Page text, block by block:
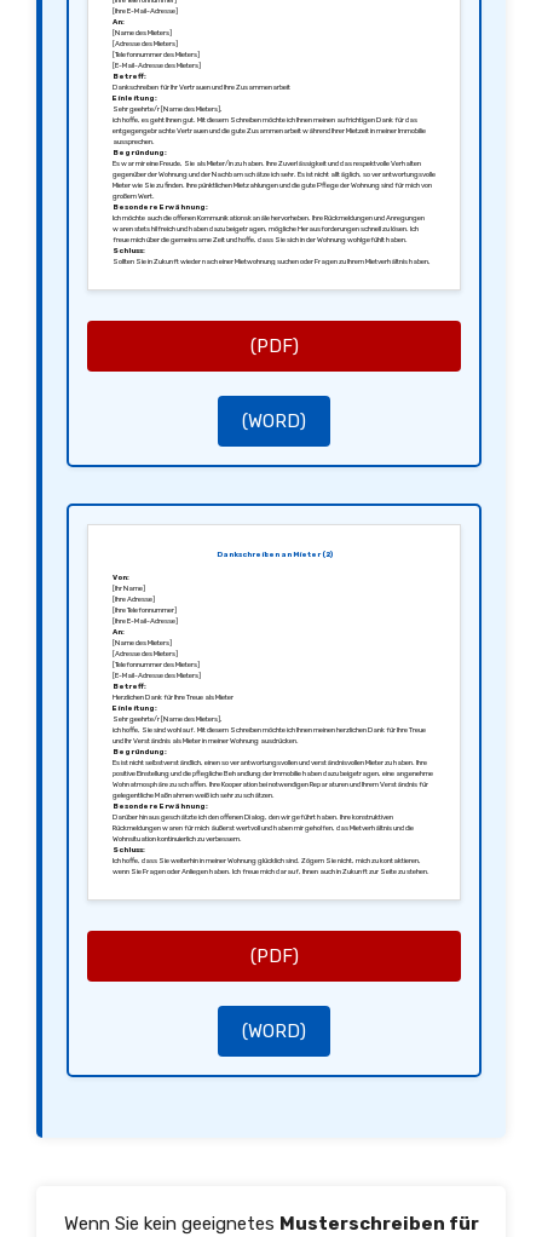
[Ihre E-Mail-Adresse]
An:
[Name des Mieters]
[Adresse des Mieters]
[Telefonnummer des Mieters]
[E-Mail-Adresse des Mieters]
Betreff:
Dankschreiben für Ihr Vertrauen und Ihre Zusammenarbeit
Einleitung:
Sehr geehrte/r [Name des Mieters],
ich hoffe, es geht Ihnen gut. Mit diesem Schreiben möchte ich Ihnen meinen aufrichtigen Dank für das
entgegengebrachte Vertrauen und die gute Zusammenarbeit während Ihrer Mietzeit in meiner Immobilie
aussprechen.
Begründung:
Es war mir eine Freude, Sie als Mieter/in zu haben. Ihre Zuverlässigkeit und das respektvolle Verhalten
gegenüber der Wohnung und der Nachbarn schätze ich sehr. Es ist nicht alltäglich, so verantwortungsvolle
Mieter wie Sie zu finden. Ihre pünktlichen Mietzahlungen und die gute Pflege der Wohnung sind für mich von
großem Wert.
Besondere Erwähnung:
Ich möchte auch die offenen Kommunikationskanäle hervorheben. Ihre Rückmeldungen und Anregungen
waren stets hilfreich und haben dazu beigetragen, mögliche Herausforderungen schnell zu lösen. Ich
freue mich über die gemeinsame Zeit und hoffe, dass Sie sich in der Wohnung wohlgefühlt haben.
Schluss:
Sollten Sie in Zukunft wieder nach einer Mietwohnung suchen oder Fragen zu Ihrem Mietverhältnis haben,
(PDF)
(WORD)
Dankschreiben an Mieter (2)
Von:
[Ihr Name]
[Ihre Adresse]
[Ihre Telefonnummer]
[Ihre E-Mail-Adresse]
An:
[Name des Mieters]
[Adresse des Mieters]
[Telefonnummer des Mieters]
[E-Mail-Adresse des Mieters]
Betreff:
Herzlichen Dank für Ihre Treue als Mieter
Einleitung:
Sehr geehrte/r [Name des Mieters],
ich hoffe, Sie sind wohlauf. Mit diesem Schreiben möchte ich Ihnen meinen herzlichen Dank für Ihre Treue
und Ihr Verständnis als Mieter in meiner Wohnung ausdrücken.
Begründung:
Es ist nicht selbstverständlich, einen so verantwortungsvollen und verständnisvollen Mieter zu haben. Ihre
positive Einstellung und die pflegliche Behandlung der Immobilie haben dazu beigetragen, eine angenehme
Wohnatmosphäre zu schaffen. Ihre Kooperation bei notwendigen Reparaturen und Ihrem Verständnis für
gelegentliche Maßnahmen weiß ich sehr zu schätzen.
Besondere Erwähnung:
Darüber hinaus geschätzte ich den offenen Dialog, den wir geführt haben. Ihre konstruktiven
Rückmeldungen waren für mich äußerst wertvoll und haben mir geholfen, das Mietverhältnis und die
Wohnsituation kontinuierlich zu verbessern.
Schluss:
Ich hoffe, dass Sie weiterhin in meiner Wohnung glücklich sind. Zögern Sie nicht, mich zu kontaktieren,
wenn Sie Fragen oder Anliegen haben. Ich freue mich darauf, Ihnen auch in Zukunft zur Seite zu stehen.
(PDF)
(WORD)
Wenn Sie kein geeignetes Musterschreiben für